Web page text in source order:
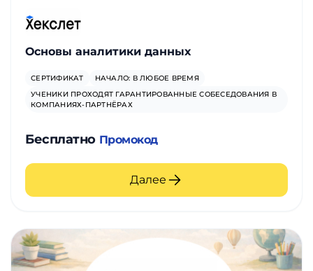
Основы аналитики данных
СЕРТИФИКАТ
НАЧАЛО: В ЛЮБОЕ ВРЕМЯ
УЧЕНИКИ ПРОХОДЯТ ГАРАНТИРОВАННЫЕ СОБЕСЕДОВАНИЯ В
КОМПАНИЯХ-ПАРТНЁРАХ
Бесплатно Промокод
Далее